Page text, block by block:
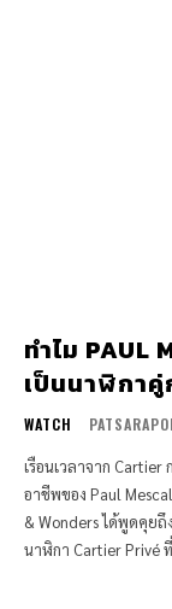
ทำไม PAUL
เป็นนาฬิกา
WATCH
เรือนเวลาจาก
อาชีพของ Paul
& Wonders ได้พูดคุย
นาฬิกา Cartier Privé